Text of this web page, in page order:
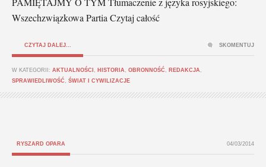
Wszechzwiązkowa Partia Czytaj całość
CZYTAJ DALEJ...
W KATEGORII: AKTUALNOŚCI HISTORIA OBRONNOŚĆ REDAKCJA
SPRAWIEDLIWOŚĆ
ŚWIAT I CYWILIZACJE
SKOMENTUJ
RYSZARD OPARA 04/03/2014